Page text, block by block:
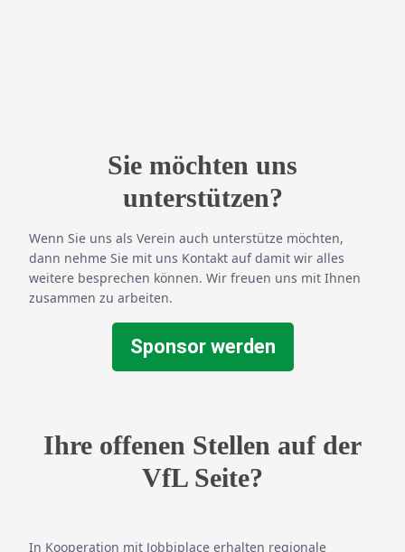
Sie möchten uns
unterstützen?
Wenn Sie uns als Verein auch unterstütze möchten,
dann nehme Sie mit uns Kontakt auf damit wir alles
weitere besprechen können. Wir freuen uns mit Ihnen
zusammen zu arbeiten.
Sponsor werden
Ihre offenen Stellen auf der
VfL Seite?
In Kooperation mit Jobbiplace erhalten regionale